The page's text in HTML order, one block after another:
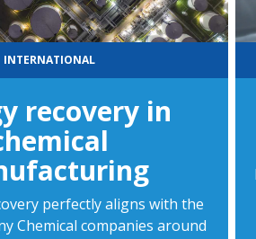
INTERNATIONAL
recovery in
perfectly aligns with the
Chemical companies around